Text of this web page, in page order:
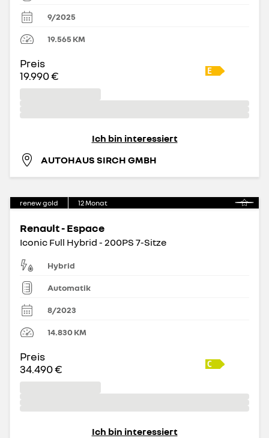
9/2025
19.565 KM
Preis
19.990 €
Ich bin interessiert
AUTOHAUS SIRCH GMBH
renew gold 12Monat
Renault - Espace
Iconic Full Hybrid - 200PS 7-Sitze
Hybrid
Automatik
8/2023
14.830KM
Preis
34.490 €
Ich bin interessiert